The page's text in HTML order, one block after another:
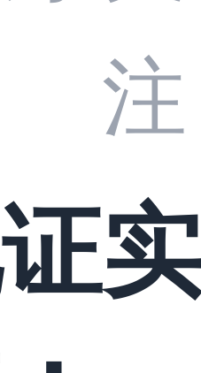
度
：
科
注
实